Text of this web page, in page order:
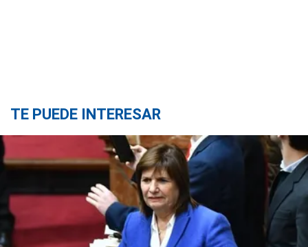
TE PUEDE INTERESAR